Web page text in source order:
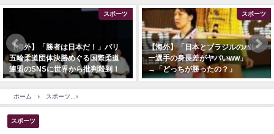
スポーツ
【海外】「勝者は日本だ！」パリ
五輪柔道団体決勝めぐる国際柔道
連盟のSNSに世界から批判殺到！
スポーツ
【海外】「日本とブラジルのバレ
ー選手の身長差がヤバいww」
→「どっちが勝ったの？」
ホーム スポーツ
スポーツ